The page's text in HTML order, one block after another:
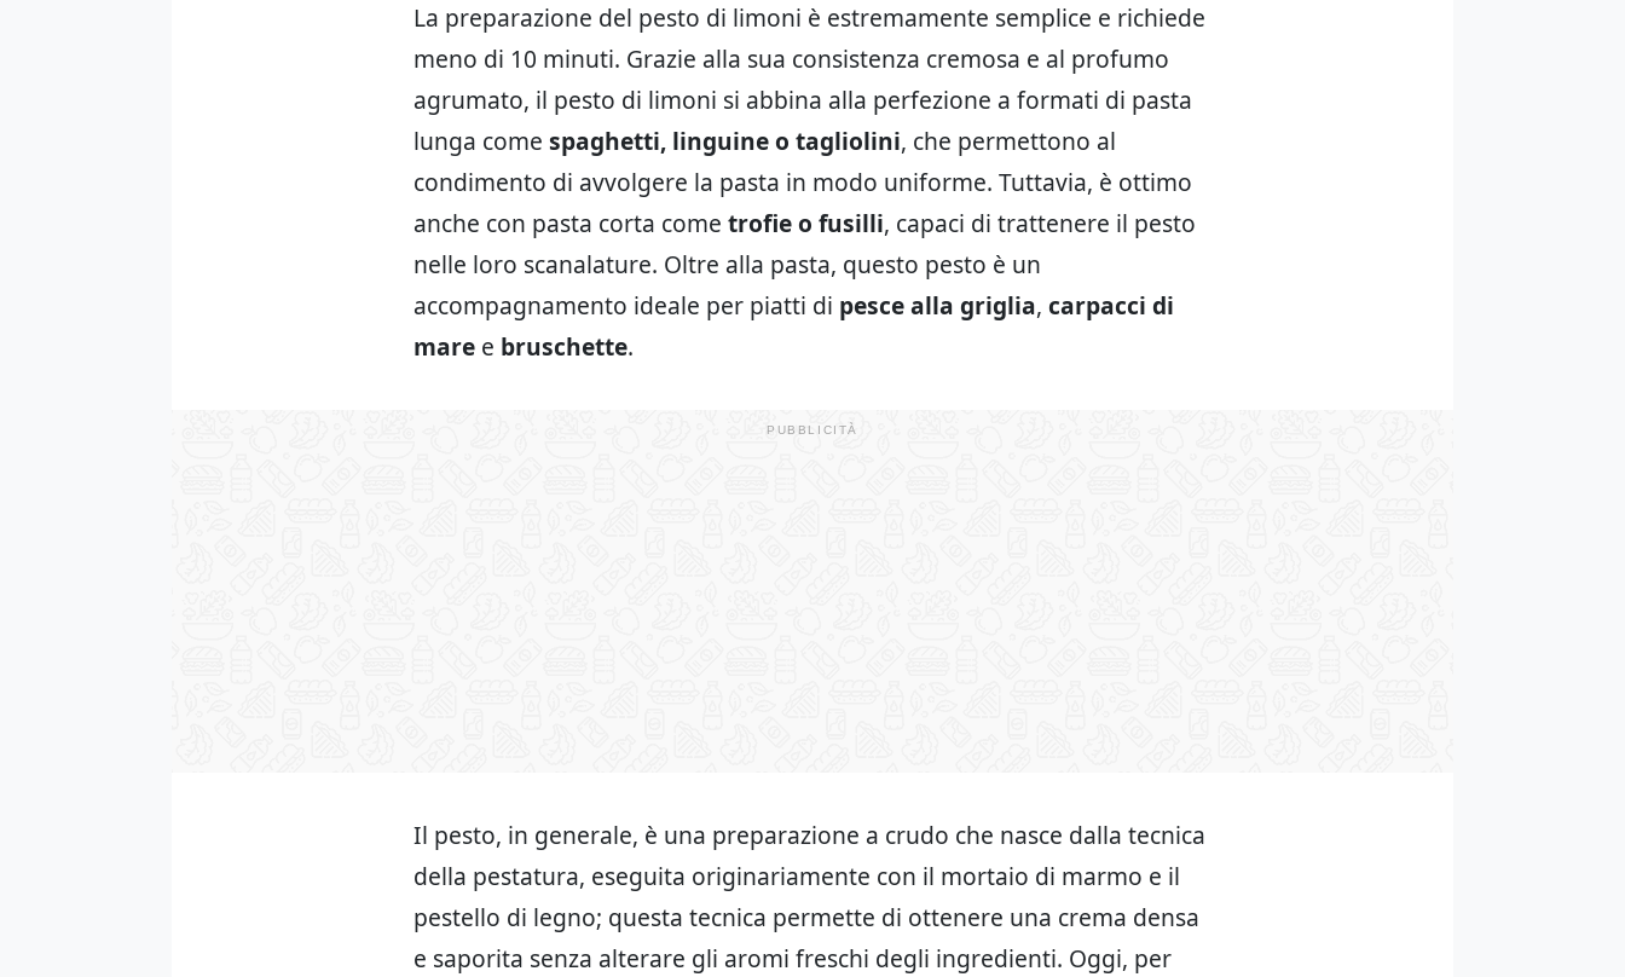
La preparazione del pesto di limoni è estremamente semplice e richiede
meno di 10 minuti. Grazie alla sua consistenza cremosa e al profumo
agrumato, il pesto di limoni si abbina alla perfezione a formati di pasta
lunga come spaghetti, linguine o tagliolini, che permettono al
condimento di avvolgere la pasta in modo uniforme. Tuttavia, è ottimo
anche con pasta corta come trofie o fusilli, capaci di trattenere il pesto
nelle loro scanalature. Oltre alla pasta, questo pesto è un
accompagnamento ideale per piatti di pesce alla griglia, carpacci di
mare e bruschette.
Il pesto, in generale, è una preparazione a crudo che nasce dalla tecnica
della pestatura, eseguita originariamente con il mortaio di marmo e il
pestello di legno; questa tecnica permette di ottenere una crema densa
e saporita senza alterare gli aromi freschi degli ingredienti. Oggi, per